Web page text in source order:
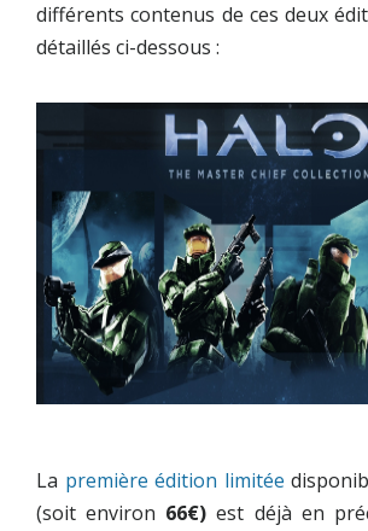
différents contenus de ces deux
détaillés ci-dessous :
La première édition limitée
(soit environ 66€) est déjà en